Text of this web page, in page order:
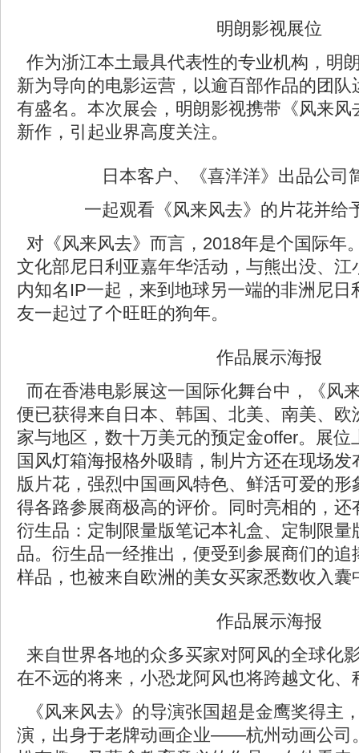
明朗影视展位
作为浙江本土最具代表性的专业机构，明
新为导向的电影运营，以逾百部作品的团
有盛名。本次展会，明朗影视携带《风来风
新作，引起业界高度关注。
日本客户、《喜洋洋》出品公司
一起观看《风来风去》的片花并给
对《风来风去》而言，2018年是个国际年
文化部尼日利亚嘉年华活动，与熊出没、江
内知名IP一起，来到地球另一端的非洲尼日
友一起过了个旺旺的狗年。
作品展示海报
而在香港电影展这一国际化舞台中，《风
便已获得来自日本、韩国、北美、南美、欧
家与地区，数十万美元的预定金offer。展位
国风灯箱海报格外吸睛，制片方还在现场
版片花，强烈中国画风特色、鲜活可爱的
得各路参展商极高的评价。同时亮相的，还
衍生品：定制限量版笔记本礼盒、定制限量
品。衍生品一经推出，便受到参展商们的
样品，也被来自欧洲的美女买家悉数收入囊
作品展示海报
来自世界各地的众多买家对阿风的全球化
在不远的将来，小恐龙阿风也将跨越文化、
《风来风去》的导演张国超是金鹰奖得主
演，出身于老牌动画企业——杭州动画公司